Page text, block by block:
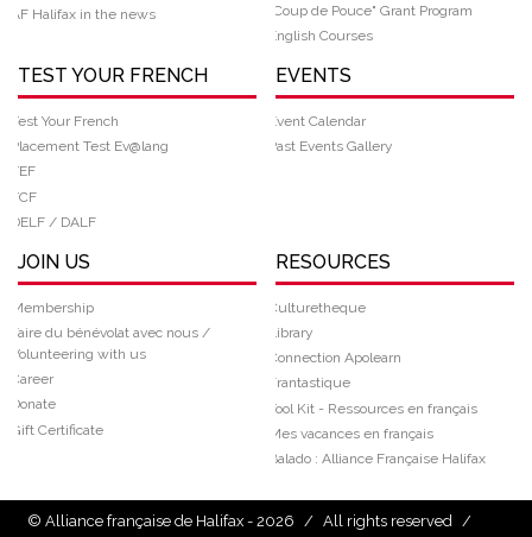
AF Halifax in the news
“Coup de Pouce" Grant Program
English Courses
TEST YOUR FRENCH
Test Your French
Placement Test Ev@lang
TEF
TCF
DELF / DALF
EVENTS
Event Calendar
Past Events Gallery
JOIN US
Membership
Faire du bénévolat avec nous /
Volunteering with us
Career
Donate
Gift Certificate
RESOURCES
Culturetheque
Library
Connection Apolearn
Frantastique
Tool Kit - Ressources en français
Mes vacances en français
Balado : Alliance Française Halifax
© Alliance française de Halifax - 2026 / All rights reserved /